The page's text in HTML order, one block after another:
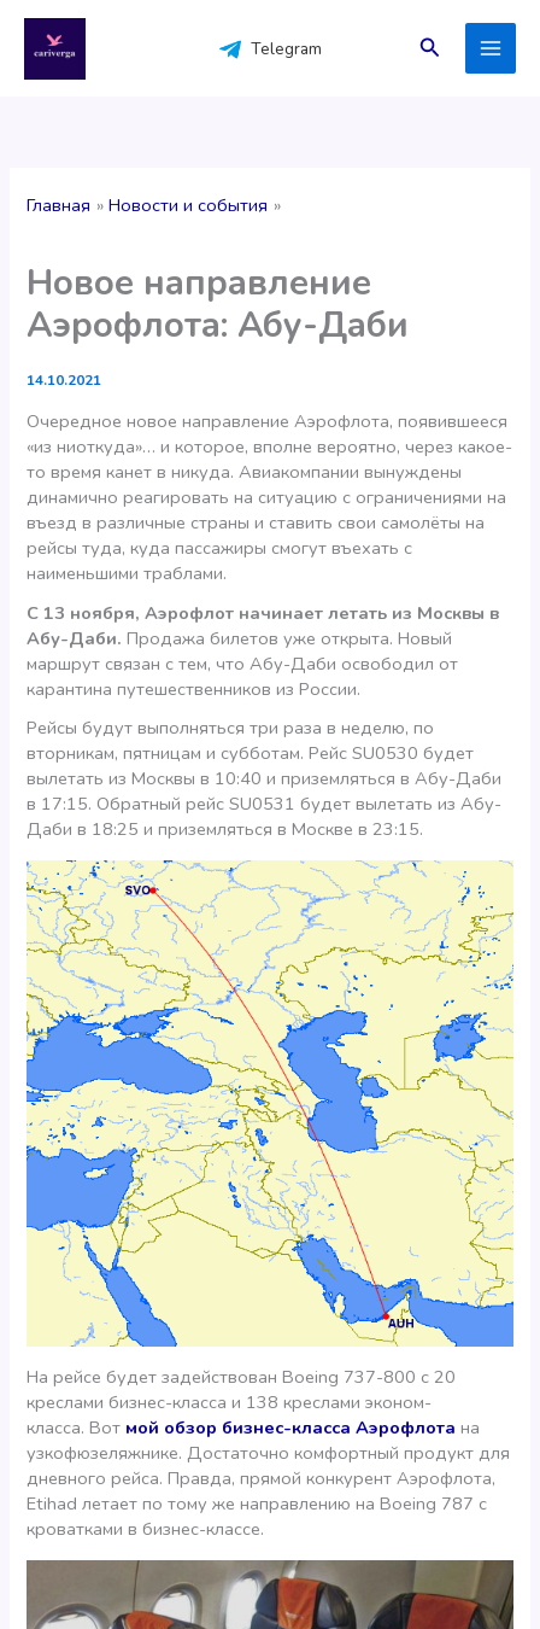
содержимому
Telegram Поиск
Главная Новости и события
Новое направление
Аэрофлота: Абу-Даби
14.10.2021
Очередное новое направление Аэрофлота, появившееся
«из ниоткуда»… и которое, вполне вероятно, через какое-
то время канет в никуда. Авиакомпании вынуждены
динамично реагировать на ситуацию с ограничениями на
въезд в различные страны и ставить свои самолёты на
рейсы туда, куда пассажиры смогут въехать с
наименьшими траблами.
С 13 ноября, Аэрофлот начинает летать из Москвы в
Абу-Даби.Продажа билетов уже открыта. Новый
маршрут связан с тем, что Абу-Даби освободил от
карантина путешественников из России.
Рейсы будут выполняться три раза в неделю, по
вторникам, пятницам и субботам. Рейс SU0530 будет
вылетать из Москвы в 10:40 и приземляться в Абу-Даби
в 17:15. Обратный рейс SU0531 будет вылетать из Абу-
Даби в 18:25 и приземляться в Москве в 23:15.
На рейсе будет задействован Boeing 737-800 c 20
креслами бизнес-класса и 138 креслами эконом-
класса. Вот мой обзор бизнес-класса Аэрофлота на
узкофюзеляжнике. Достаточно комфортный продукт для
дневного рейса. Правда, прямой конкурент Аэрофлота,
Etihad летает по тому же направлению на Boeing 787 с
кроватками в бизнес-классе.